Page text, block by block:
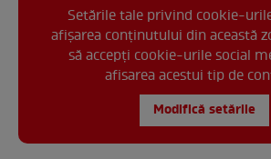
Setările tale privind cookie-
afișarea conținutului din această
să accepți cookie-urile social
afisarea acestui tip de
Modifică setările